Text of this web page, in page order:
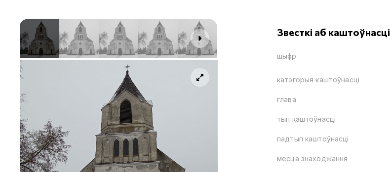
Звесткі аб каштоўнасці
шыфр
катэгорыя каштоўнасці
глава
тып каштоўнасці
падтып каштоўнасці
месца знаходжання